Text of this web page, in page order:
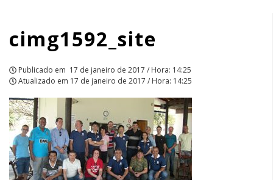
cimg1592_site
Publicado em 17 de janeiro de 2017 / Hora: 14:25
Atualizado em 17 de janeiro de 2017 / Hora: 14:25